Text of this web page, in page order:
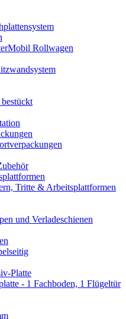
Rollwagen
Tritte & Arbeitsplattformen
und Verladeschienen
- 1 Fachboden, 1 Flügeltür